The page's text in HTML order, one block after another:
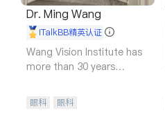
Dr. Ming Wang
iTalkBB精英认证
Wang Vision Institute has
more than 30 years
眼科 眼科